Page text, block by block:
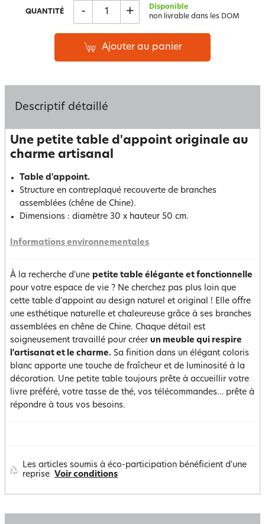
QUANTITÉ - +
Disponible
non livrable dans les DOM
Ajouter au panier
Descriptif détaillé
Une petite table d'appoint originale au
charme artisanal
Table d'appoint.
Structure en contreplaqué recouverte de branches
assemblées (chêne de Chine).
Dimensions : diamètre 30 x hauteur 50 cm.
Informations environnementales
À la recherche d'une petite table élégante et fonctionnelle
pour votre espace de vie ? Ne cherchez pas plus loin que
cette table d'appoint au design naturel et original ! Elle offre
une esthétique naturelle et chaleureuse grâce à ses branches
assemblées en chêne de Chine. Chaque détail est
soigneusement travaillé pour créer un meuble qui respire
l'artisanat et le charme. Sa finition dans un élégant coloris
blanc apporte une touche de fraîcheur et de luminosité à la
décoration. Une petite table toujours prête à accueillir votre
livre préféré, votre tasse de thé, vos télécommandes… prête à
répondre à tous vos besoins.
Les articles soumis à éco-participation bénéficient d'une
reprise Voir conditions